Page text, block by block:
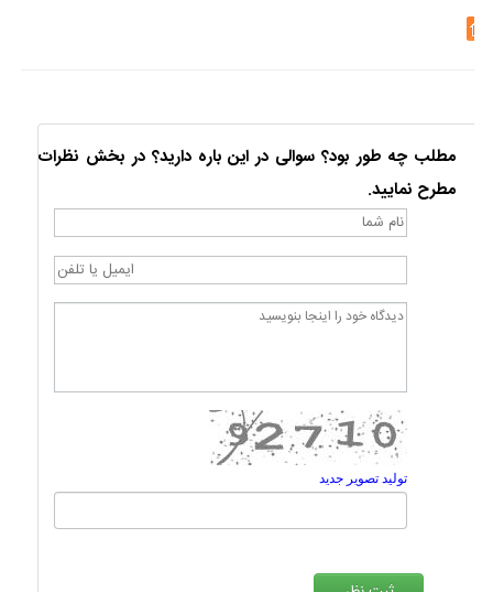
مطلب چه طور بود؟ سوالی در این باره دارید؟ در بخش نظرات
مطرح نمایید.
تولید تصویر جدید